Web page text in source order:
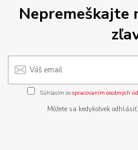
Nepremeškajte
Súhlasím sospracovaním osobných
Môžete sa kedykoľvek